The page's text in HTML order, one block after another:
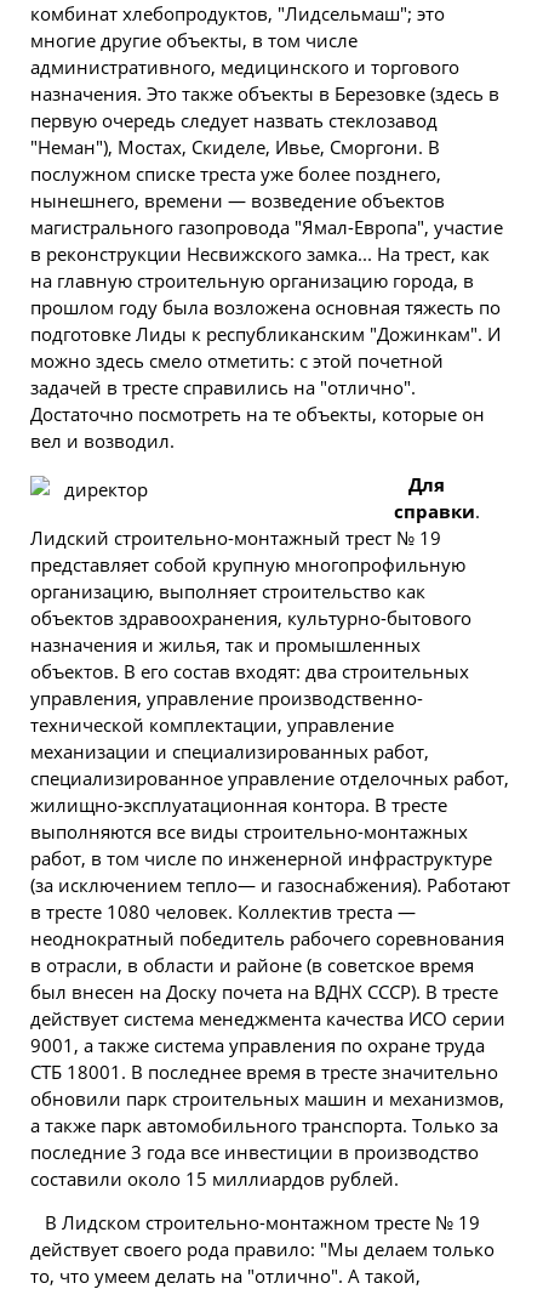
комбинат хлебопродуктов, "Лидсельмаш"; это
многие другие объекты, в том числе
административного, медицинского и торгового
назначения. Это также объекты в Березовке (здесь в
первую очередь следует назвать стеклозавод
"Неман"), Мостах, Скиделе, Ивье, Сморгони. В
послужном списке треста уже более позднего,
нынешнего, времени — возведение объектов
магистрального газопровода "Ямал-Европа", участие
в реконструкции Несвижского замка... На трест, как
на главную строительную организацию города, в
прошлом году была возложена основная тяжесть по
подготовке Лиды к республиканским "Дожинкам". И
можно здесь смело отметить: с этой почетной
задачей в тресте справились на "отлично".
Достаточно посмотреть на те объекты, которые он
вел и возводил.
Для
справки.
Лидский строительно-монтажный трест № 19
представляет собой крупную многопрофильную
организацию, выполняет строительство как
объектов здравоохранения, культурно-бытового
назначения и жилья, так и промышленных
объектов. В его состав входят: два строительных
управления, управление производственно-
технической комплектации, управление
механизации и специализированных работ,
специализированное управление отделочных работ,
жилищно-эксплуатационная контора. В тресте
выполняются все виды строительно-монтажных
работ, в том числе по инженерной инфраструктуре
(за исключением тепло— и газоснабжения). Работают
в тресте 1080 человек. Коллектив треста —
неоднократный победитель рабочего соревнования
в отрасли, в области и районе (в советское время
был внесен на Доску почета на ВДНХ СССР). В тресте
действует система менеджмента качества ИСО серии
9001, а также система управления по охране труда
СТБ 18001. В последнее время в тресте значительно
обновили парк строительных машин и механизмов,
а также парк автомобильного транспорта. Только за
последние 3 года все инвестиции в производство
составили около 15 миллиардов рублей.
В Лидском строительно-монтажном тресте № 19
действует своего рода правило: "Мы делаем только
то, что умеем делать на "отлично". А такой,